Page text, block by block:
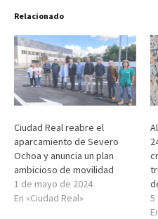
Relacionado
Ciudad Real reabre el
aparcamiento de Severo
Ochoa y anuncia un plan
ambicioso de movilidad
1 de mayo de 2024
En «Ciudad Real»
5